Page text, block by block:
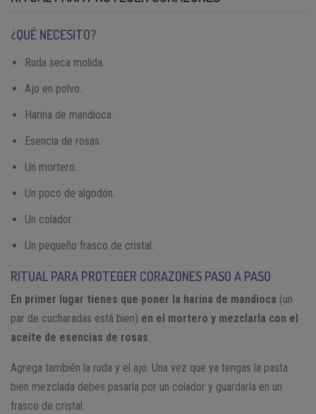
¿QUÉ NECESITO?
Ruda seca molida.
Ajo en polvo.
Harina de mandioca.
Esencia de rosas.
Un mortero.
Un poco de algodón.
Un colador.
Un pequeño frasco de cristal.
RITUAL PARA PROTEGER CORAZONES PASO A PASO
En primer lugar tienes que poner la harina de mandioca (un
par de cucharadas está bien) en el mortero y mezclarla con el
aceite de esencias de rosas.
Agrega también la ruda y el ajo. Una vez que ya tengas la pasta
bien mezclada debes pasarla por un colador y guardarla en un
frasco de cristal.